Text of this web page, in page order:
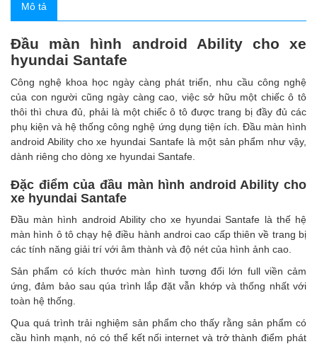
Mô tả
Đầu màn hình android Ability cho xe
hyundai Santafe
Công nghệ khoa học ngày càng phát triển, nhu cầu công nghệ
của con người cũng ngày càng cao, việc sở hữu một chiếc ô tô
thôi thì chưa đủ, phải là một chiếc ô tô được trang bị đầy đủ các
phụ kiện và hệ thống công nghệ ứng dụng tiện ích. Đầu màn hình
android Ability cho xe hyundai Santafe là một sản phẩm như vậy,
dành riêng cho dòng xe hyundai Santafe.
Đặc điểm của đầu màn hình android Ability cho
xe hyundai Santafe
Đầu màn hình android Ability cho xe hyundai Santafe là thế hệ
màn hình ô tô chạy hệ điều hành androi cao cấp thiên về trang bị
các tính năng giải trí với âm thành và độ nét của hình ảnh cao.
Sản phẩm có kích thước màn hình tương đối lớn full viền cảm
ứng, đảm bảo sau qúa trình lắp đặt vẫn khớp và thống nhất với
toàn hệ thống.
Qua quá trình trải nghiệm sản phẩm cho thấy rằng sản phẩm có
cầu hình mạnh, nó có thể kết nối internet và trở thành điểm phát